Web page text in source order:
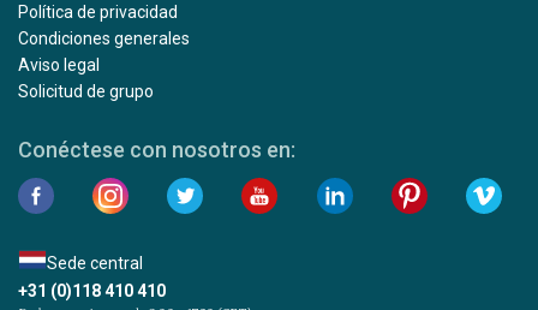
Política de privacidad
Condiciones generales
Aviso legal
Solicitud de grupo
Conéctese con nosotros en:
Sede central
+31 (0)118 410 410